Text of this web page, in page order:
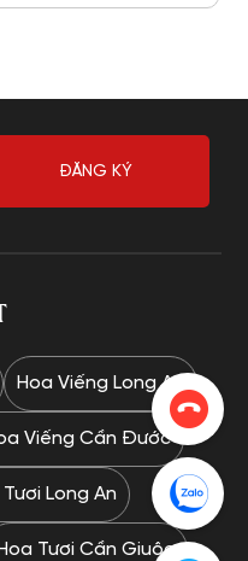
Hoa Viếng Long An
Viếng Cần Đước
Tươi Long An
Hoa Tươi Cần Giuộc